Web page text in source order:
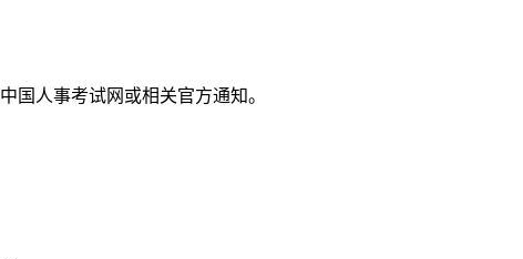
人事考试网或相关官方通知。